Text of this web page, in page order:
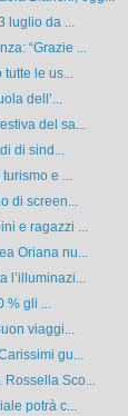
luglio da ...
“Grazie ...
tutte le us...
dell’...
del sa...
di sind...
e ...
di screen...
e ragazzi ...
Oriana nu...
l’illuminazi...
% gli ...
viaggi...
gu...
Rossella Sco...
potrà c...